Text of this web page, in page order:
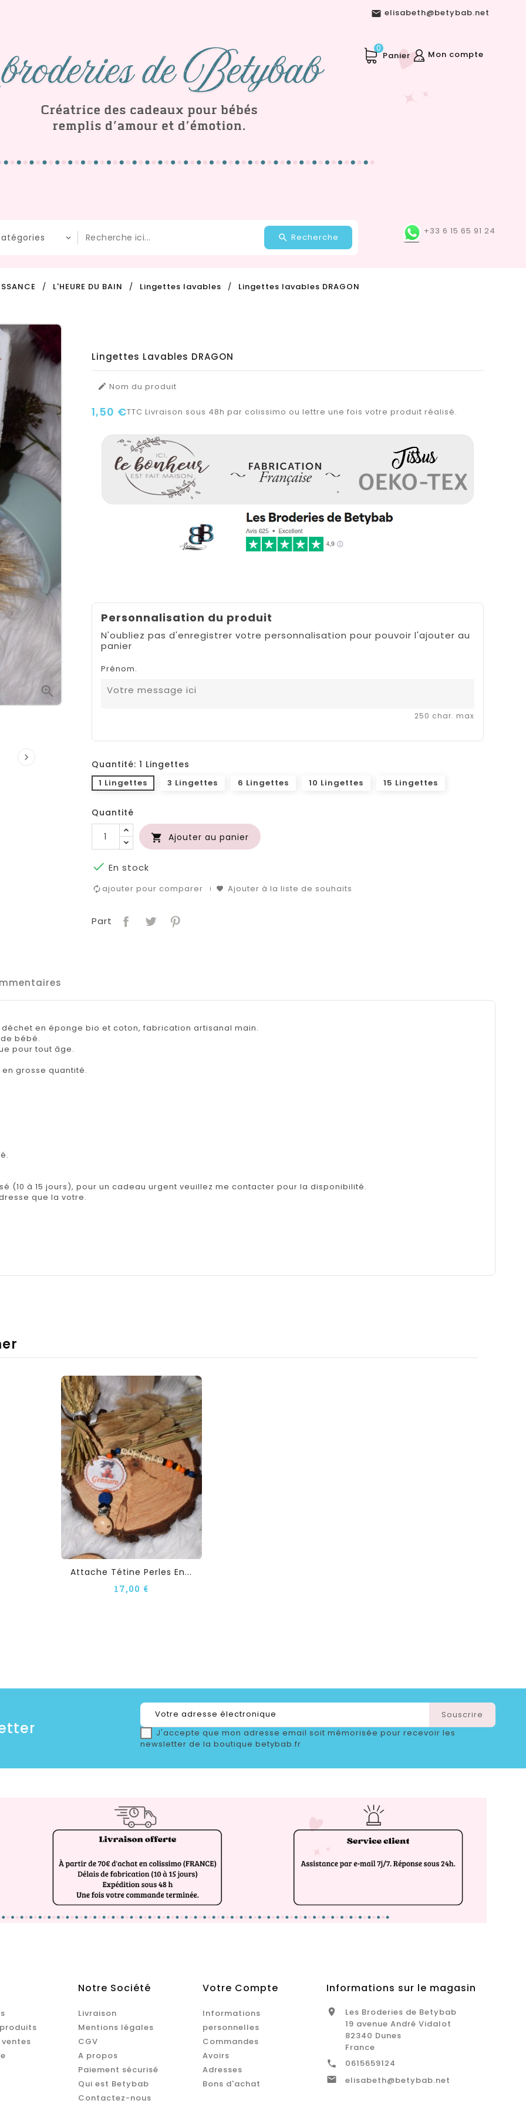
 elisabeth@betybab.net
Mon compte
Panier
0
+33 6 15 65 91 24
Recherche
L'HEURE DU BAIN Lingettes lavables Lingettes lavables DRAGON


Lingettes Lavables DRAGON
 Nom du produit
1,50 €TTC Livraison sous 48h par colissimo ou lettre une fois votre produit réalisé.
Personnalisation du produit
N'oubliez pas d'enregistrer votre personnalisation pour pouvoir l'ajouter au
panier
Prénom.
250 char. max
Quantité: 1 Lingettes
1 Lingettes 3 Lingettes 6 Lingettes 10 Lingettes 15 Lingettes
Quantité
 Ajouter au panier
 En stock
ajouter pour comparer Ajouter à la liste de souhaits
Part
en éponge bio et coton, fabrication artisanal main.
bébé.
pour tout âge.
grosse quantité.
(10 à 15 jours), pour un cadeau urgent veuillez me contacter pour la disponibilité.
que la votre.
Attache Tétine Perles En...
17,00 €
J'accepte que mon adresse email soit mémorisée pour recevoir les
newsletter de la boutique betybab.fr
Notre Société
Livraison
Mentions légales
CGV
A propos
Paiement sécurisé
Qui est Betybab
Contactez-nous
Votre Compte
Informations
personnelles
Commandes
Avoirs
Adresses
Bons d'achat
Informations sur le magasin

Les Broderies de Betybab
19 avenue André Vidalot
82340 Dunes
France
 0615659124
 elisabeth@betybab.net